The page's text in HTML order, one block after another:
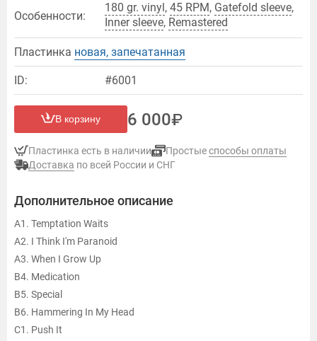
Особенности:
180 gr. vinyl, 45 RPM, Gatefold sleeve,
Inner sleeve, Remastered
Пластинка новая, запечатанная
ID: #6001
В корзину 6 000
Пластинка есть в наличии Простыеспособы оплаты
Доставка по всей России и СНГ
Дополнительное описание
A1. Temptation Waits
A2. I Think I'm Paranoid
A3. When I Grow Up
B4. Medication
B5. Special
B6. Hammering In My Head
C1. Push It